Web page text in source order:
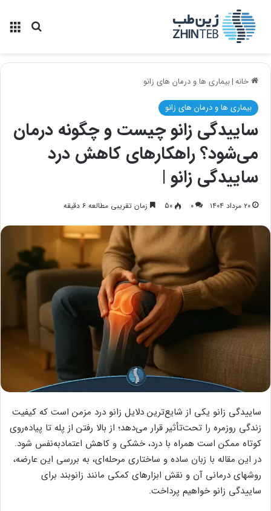
خانه|بیماری ها و درمان های زانو
بیماری ها و درمان های زانو
ساییدگی زانو چیست و چگونه درمان
می‌شود؟ راهکارهای کاهش درد
ساییدگی زانو |
۲۰ مرداد ۱۴۰۴ ۰ 50 زمان تقریبی مطالعه ۶ دقیقه
ساییدگی زانو یکی از شایع‌ترین دلایل زانو درد مزمن است که کیفیت
زندگی روزمره را تحت‌تأثیر قرار می‌دهد؛ از بالا رفتن از پله تا پیاده‌روی
کوتاه ممکن است همراه با درد، خشکی و کاهش اعتمادبه‌نفس شود.
در این مقاله با زبان ساده و ساختاری مرحله‌ای، به بررسی این عارضه،
روشهای درمانی آن و نقش ابزارهای کمکی مانند زانوبند برای
ساییدگی زانو خواهیم پرداخت.